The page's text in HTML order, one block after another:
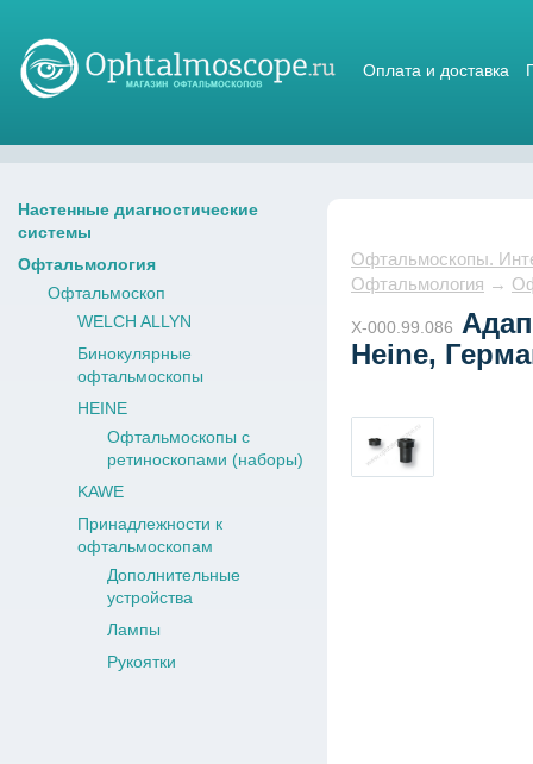
Оплата и доставка
Настенные диагностические
системы
Офтальмология
Офтальмоскоп
WELCH ALLYN
Бинокулярные
офтальмоскопы
HEINE
Офтальмоскопы с
ретиноскопами (наборы)
KAWE
Принадлежности к
офтальмоскопам
Дополнительные
устройства
Лампы
Рукоятки
Офтальмоскопы.
Офтальмология →
X-000.99.086
Heine,